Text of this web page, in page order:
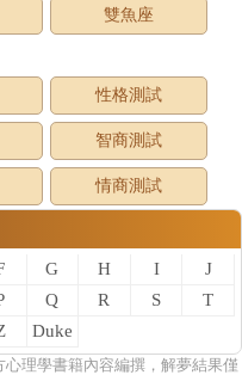
雙魚座
性格測試
智商測試
情商測試
G H I
J
Q R S
T
Duke
of
理學書籍內容編撰，解夢結果僅